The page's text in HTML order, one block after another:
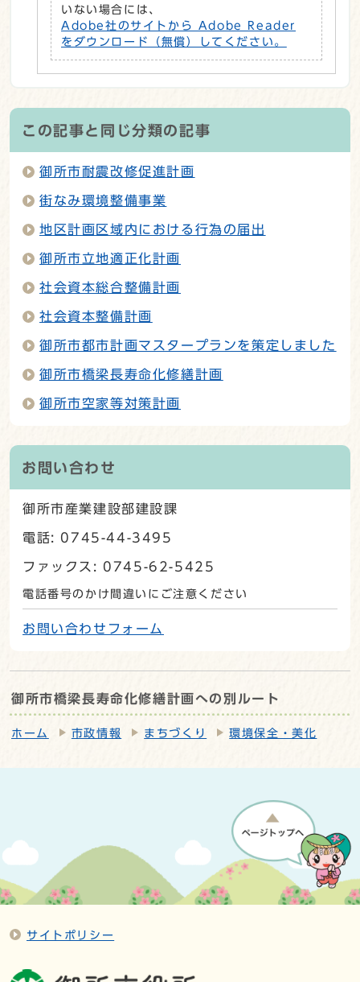
いない場合には、
Adobe社のサイトから Adobe Reader
をダウンロード（無償）してください。
この記事と同じ分類の記事
御所市耐震改修促進計画
街なみ環境整備事業
地区計画区域内における行為の届出
御所市立地適正化計画
社会資本総合整備計画
社会資本整備計画
御所市都市計画マスタープランを策定しました
御所市橋梁長寿命化修繕計画
御所市空家等対策計画
お問い合わせ
御所市産業建設部建設課
電話: 0745-44-3495
ファックス: 0745-62-5425
電話番号のかけ間違いにご注意ください
お問い合わせフォーム
御所市橋梁長寿命化修繕計画への別ルート
ホーム 市政情報 まちづくり 環境保全・美化
サイトポリシー